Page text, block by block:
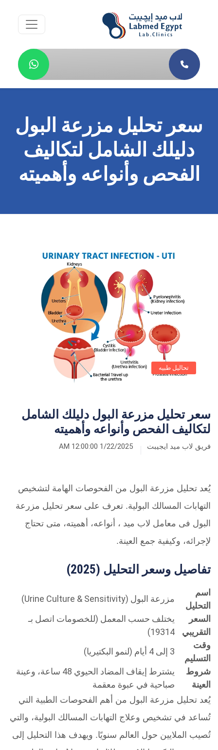
سعر تحليل مزرعة البول
دليلك الشامل لتكاليف
الفحص وأنواعه وأهميته
تحاليل طبيه
سعر تحليل مزرعة البول دليلك الشامل
لتكاليف الفحص وأنواعه وأهميته
فريق لاب ميد ايجيبت 1/22/2025 12:00:00 AM
يُعد تحليل مزرعة البول من الفحوصات الهامة لتشخيص
التهابات المسالك البولية. تعرف على سعر تحليل مزرعة
البول فى معامل لاب ميد ، أنواعه، أهميته، متى تحتاج
لإجرائه، وكيفية جمع العينة.
تفاصيل وسعر التحليل (2025)
اسم
التحليل
مزرعة البول (Urine Culture & Sensitivity)
السعر
التقريبي
يختلف حسب المعمل (للخصومات اتصل بـ
19314)
وقت
التسليم
3 إلى 4 أيام (لنمو البكتيريا)
شروط
العينة
يشترط إيقاف المضاد الحيوي 48 ساعة، وعينة
صباحية في عبوة معقمة
يُعد تحليل مزرعة البول من أهم الفحوصات الطبية التي
تُساعد في تشخيص وعلاج التهابات المسالك البولية، والتي
تُصيب الملايين حول العالم سنويًا. ويهدف هذا التحليل إلى